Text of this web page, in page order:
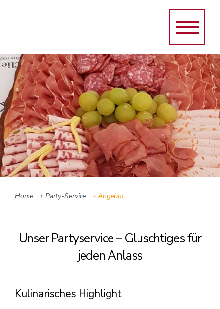
Home › Party-Service ›Angebot
Unser Partyservice – Gluschtiges für
jeden Anlass
Kulinarisches Highlight